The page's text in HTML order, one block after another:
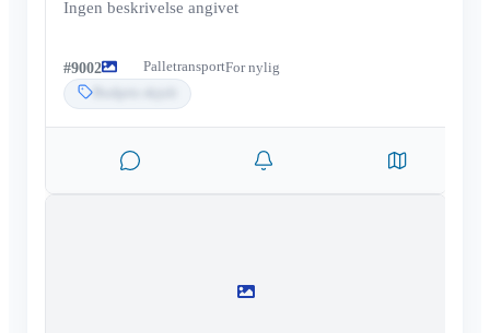
Ingen beskrivelse angivet
#9002 PalletransportFor nylig